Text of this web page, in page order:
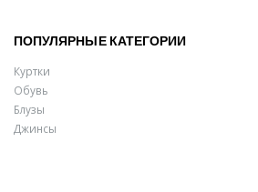
ПОПУЛЯРНЫЕ КАТЕГОРИИ
Куртки
Обувь
Блузы
Джинсы